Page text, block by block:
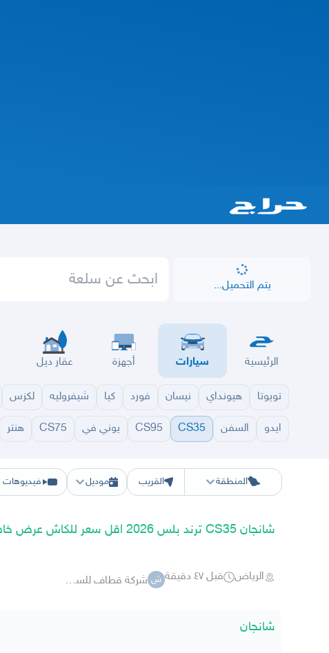
يتم التحميل...
الرئيسية سيارات أجهزة عقار ديل
تويوتا هيونداي نيسان فورد كيا شيفروليه لكزس
ايدو السفن CS35
CS95 يوني في CS75 هنتر
المنطقة
الرياض الشرقيه حفر الباطن المدينة الطايف القصيم
القريب موديل فيديوهات
شانجان CS35 ترند بلس 2026 اقل سعر للكاش عرض خاص
الرياض قبل ٤٧ دقيقة ش شركة قطاف للسيارات شانجان
شانجان